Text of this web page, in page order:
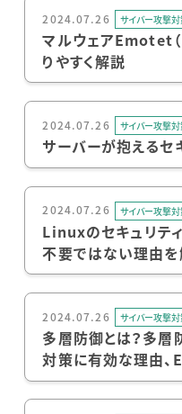
2024.07.26 サイバー攻撃
マルウェアEmotet（
りやすく解説
2024.07.26 サイバー攻撃
サーバーが抱えるセ
2024.07.26 サイバー攻撃
Linuxのセキュリテ
不要ではない理由
2024.07.26 サイバー攻撃
多層防御とは？多層
対策に有効な理由、